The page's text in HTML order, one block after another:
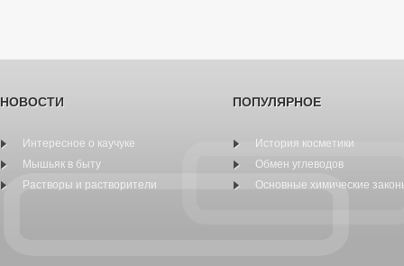
НОВОСТИ
Интересное о каучуке
Мышьяк в быту
Растворы и растворители
ПОПУЛЯРНОЕ
История косметики
Обмен углеводов
Основные химические